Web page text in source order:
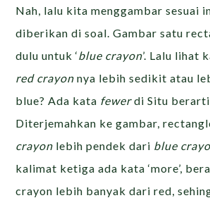
Nah, lalu kita menggambar sesuai
diberikan di soal. Gambar satu
dulu untuk ‘blue crayon’. Lalu lihat
red crayon nya lebih sedikit atau
blue? Ada kata fewerdi Situ
Diterjemahkan ke gambar,
crayon lebih pendek dari blue
kalimat ketiga ada kata ‘more’,
crayon lebih banyak dari red,